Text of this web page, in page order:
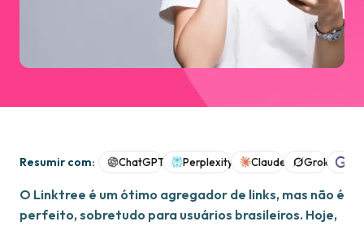
Resumir com: ChatGPT Perplexity Claude Grok
O Linktree é um ótimo agregador de links, mas não é
perfeito, sobretudo para usuários brasileiros. Hoje,